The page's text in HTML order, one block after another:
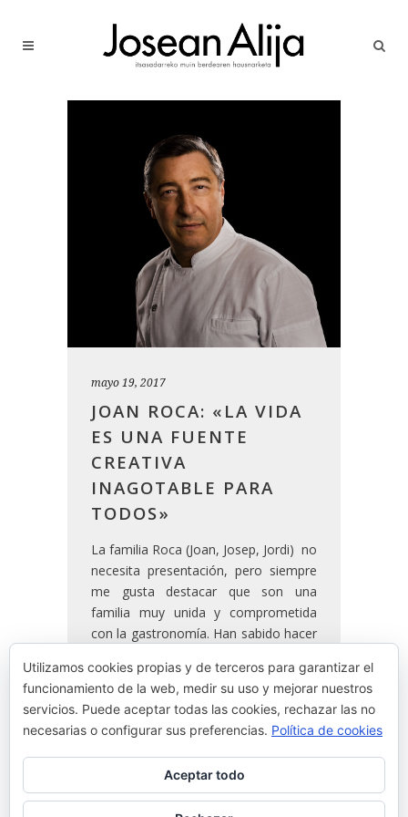
mayo 19, 2017
JOAN ROCA: «LA VIDA
ES UNA FUENTE
CREATIVA
INAGOTABLE PARA
TODOS»
La familia Roca (Joan, Josep, Jordi) no
necesita presentación, pero siempre
me gusta destacar que son una
familia muy unida y comprometida
con la gastronomía. Han sabido hacer
vinculado al buen gusto y
comprometido con sus raíces, su
memoria.
READ MORE
Utilizamos cookies propias y de terceros para garantizar el
funcionamiento de la web, medir su uso y mejorar nuestros
servicios. Puede aceptar todas las cookies, rechazar las no
necesarias o configurar sus preferencias. Política de cookies
Aceptar todo